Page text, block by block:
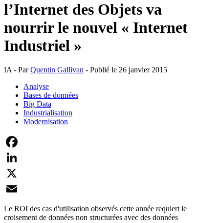
l’Internet des Objets va
nourrir le nouvel « Internet
Industriel »
IA - ParQuentin Gallivan - Publié le 26 janvier 2015
Analyse
Bases de données
Big Data
Industrialisation
Modernisation
Facebook
LinkedIn
X
Email
Le ROI des cas d'utilisation observés cette année requiert le
croisement de données non structurées avec des données